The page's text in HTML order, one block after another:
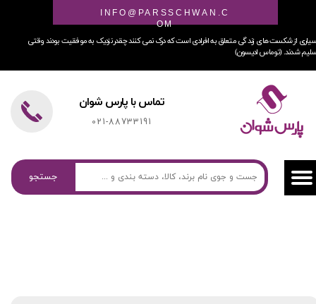
جستجو
تماس با پارس شوان
021-88733191
از شکست های زندگی متعلق به افرادی است که درک نمی کنند چقدر نزدیک به موفقیت بودند وقتی
شدند. (توماس ادیسون)
INFO@PARSSCHWAN.C
OM